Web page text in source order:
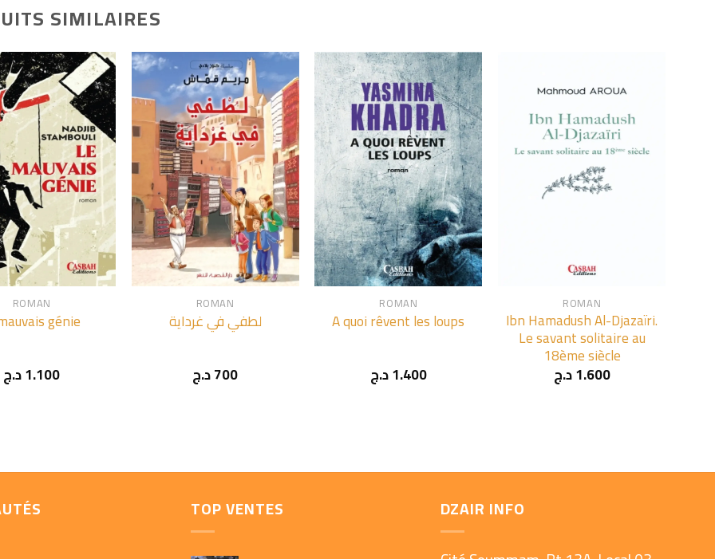
SIMILAIRES
ROMAN
génie
1.100د.ج
ROMAN
لطفي في غرداية
700د.ج
+
ROMAN
A quoi rêvent les loups
1.400د.ج
ROMAN
Ibn Hamadush Al-Djazaïri.
Le savant solitaire au
18ème siècle
1.600د.ج
TOP VENTES
DZAIR INFO